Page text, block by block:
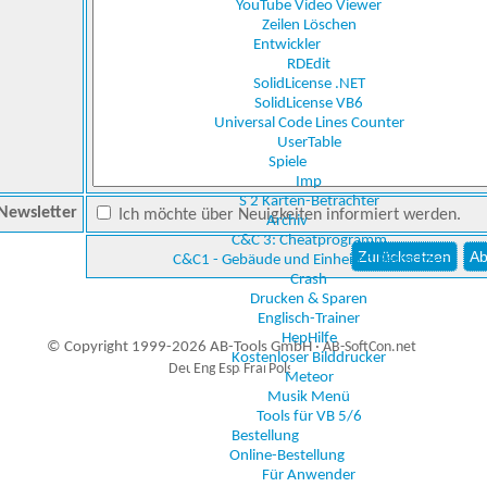
YouTube Video Viewer
Zeilen Löschen
Entwickler
RDEdit
SolidLicense .NET
SolidLicense VB6
Universal Code Lines Counter
UserTable
Spiele
Imp
S 2 Karten-Betrachter
Archiv
C&C 3: Cheatprogramm
C&C1 - Gebäude und Einheiten Betrachter
Crash
Drucken & Sparen
Englisch-Trainer
HepHilfe
Kostenloser Bilddrucker
Meteor
Musik Menü
Tools für VB 5/6
Bestellung
Online-Bestellung
Für Anwender
Newsletter Ich möchte über Neuigkeiten informiert werden.
© Copyright 1999-2026 AB-Tools GmbH ·AB-SoftCon.net
Auxiliary supplies